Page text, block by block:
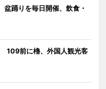
踊りを毎日開催、飲食・
109前に櫓、外国人観光客